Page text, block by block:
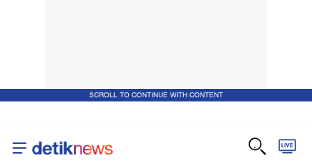
SCROLL TO CONTINUE WITH CONTENT